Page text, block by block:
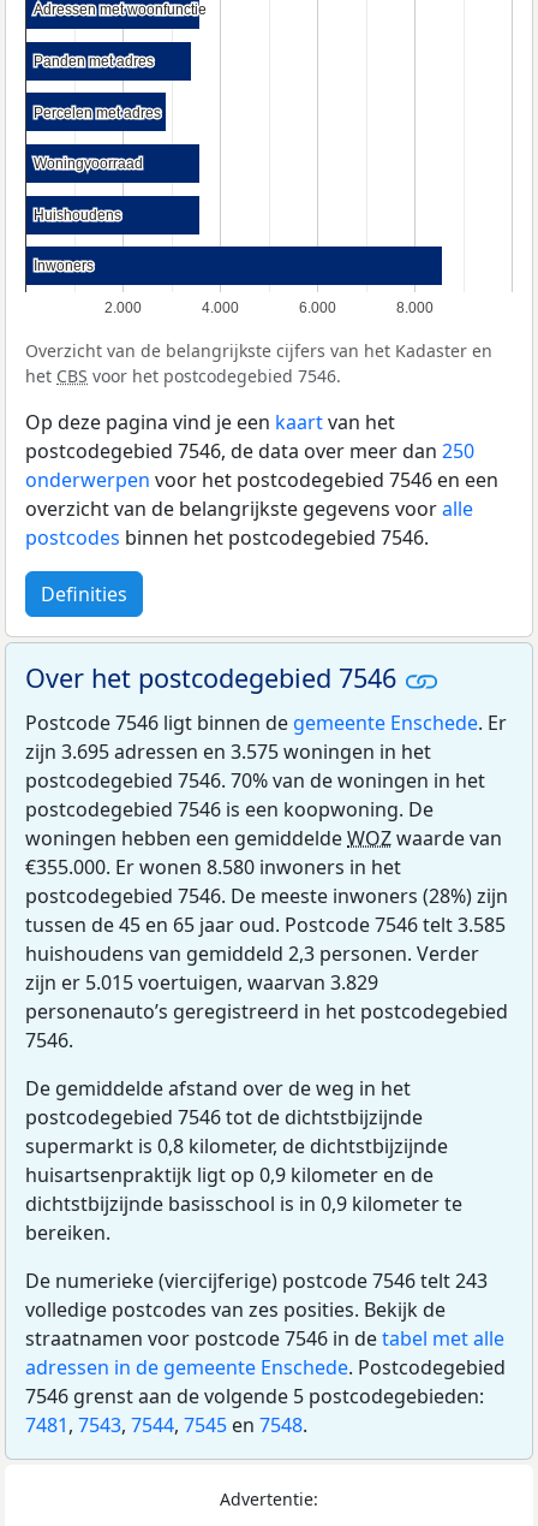
2.000 4.000 6.000 8.000
Adressen met woonfunctie
Adressen met woonfunctie
Panden met adres
Panden met adres
Percelen met adres
Percelen met adres
Woningvoorraad
Woningvoorraad
Huishoudens
Huishoudens
Inwoners
Inwoners
Overzicht van de belangrijkste cijfers van het Kadaster en
het CBS voor het postcodegebied 7546.
Op deze pagina vind je een kaartvan het
postcodegebied 7546, de data over meer dan 250
onderwerpen voor het postcodegebied 7546 en een
overzicht van de belangrijkste gegevens vooralle
postcodes binnen het postcodegebied 7546.
Definities
Over het postcodegebied 7546
Postcode 7546 ligt binnen de gemeente Enschede. Er
zijn 3.695 adressen en 3.575 woningen in het
postcodegebied 7546. 70% van de woningen in het
postcodegebied 7546 is een koopwoning. De
woningen hebben een gemiddeldeWOZwaarde van
€355.000. Er wonen 8.580 inwoners in het
postcodegebied 7546. De meeste inwoners (28%) zijn
tussen de 45 en 65 jaar oud. Postcode 7546 telt 3.585
huishoudens van gemiddeld 2,3 personen. Verder
zijn er 5.015 voertuigen, waarvan 3.829
personenauto’s geregistreerd in het postcodegebied
7546.
De gemiddelde afstand over de weg in het
postcodegebied 7546 tot de dichtstbijzijnde
supermarkt is 0,8 kilometer, de dichtstbijzijnde
huisartsenpraktijk ligt op 0,9 kilometer en de
dichtstbijzijnde basisschool is in 0,9 kilometer te
bereiken.
De numerieke (viercijferige) postcode 7546 telt 243
volledige postcodes van zes posities. Bekijk de
straatnamen voor postcode 7546 in detabel met alle
adressen in de gemeente Enschede. Postcodegebied
7546 grenst aan de volgende 5 postcodegebieden:
7481, 7543, 7544, 7545 en 7548.
Advertentie: